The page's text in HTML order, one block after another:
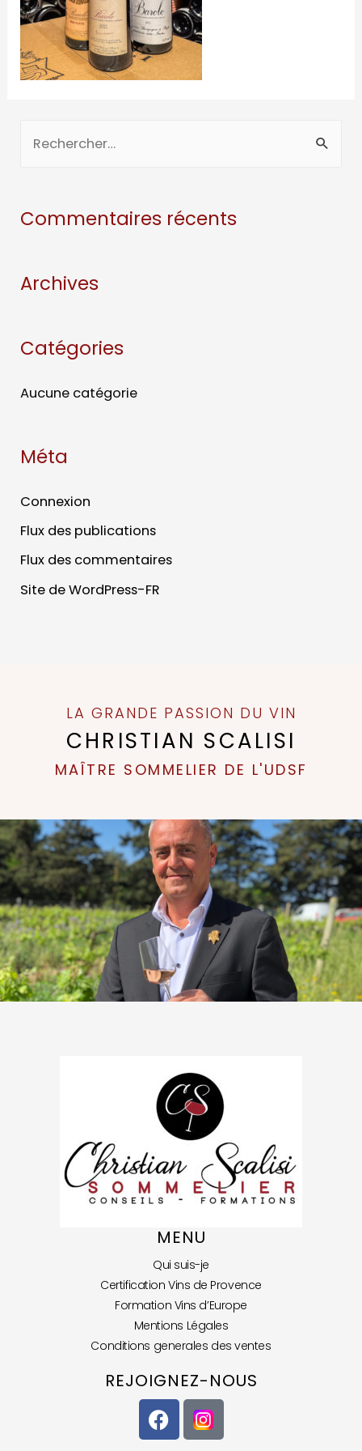
Commentaires récents
Archives
Catégories
Aucune catégorie
Méta
Connexion
Flux des publications
Flux des commentaires
Site de WordPress-FR
LA GRANDE PASSION DU VIN
CHRISTIAN SCALISI
MAÎTRE SOMMELIER DE L'UDSF
MENU
Qui suis-je
Certification Vins de Provence
Formation Vins d’Europe
Mentions Légales
Conditions generales des ventes
REJOIGNEZ-NOUS